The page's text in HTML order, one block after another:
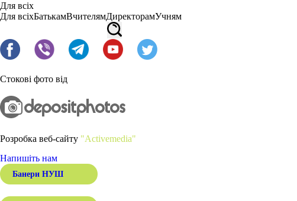
Для всіх
Для всіхБатькамВчителямДиректорамУчням
Стокові фото від
Розробка веб-сайту "Activemedia"
Напишіть нам
Банери НУШ